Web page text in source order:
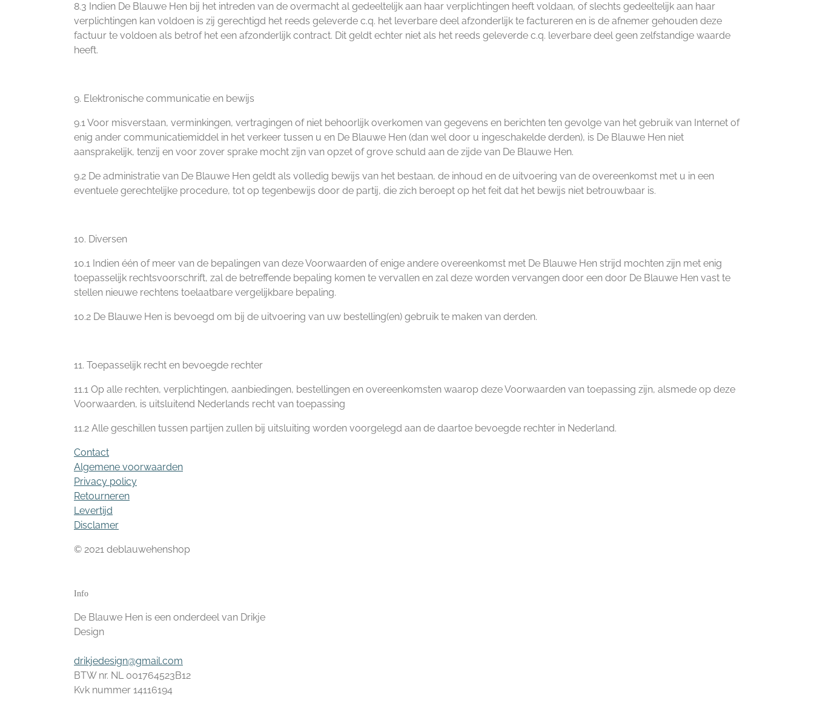
8.3 Indien De Blauwe Hen bij het intreden van de overmacht al gedeeltelijk aan haar verplichtingen heeft voldaan, of slechts gedeeltelijk aan haar
verplichtingen kan voldoen is zij gerechtigd het reeds geleverde c.q. het leverbare deel afzonderlijk te factureren en is de afnemer gehouden deze
factuur te voldoen als betrof het een afzonderlijk contract. Dit geldt echter niet als het reeds geleverde c.q. leverbare deel geen zelfstandige waarde
heeft.
9. Elektronische communicatie en bewijs
9.1 Voor misverstaan, verminkingen, vertragingen of niet behoorlijk overkomen van gegevens en berichten ten gevolge van het gebruik van Internet of
enig ander communicatiemiddel in het verkeer tussen u en De Blauwe Hen (dan wel door u ingeschakelde derden), is De Blauwe Hen niet
aansprakelijk, tenzij en voor zover sprake mocht zijn van opzet of grove schuld aan de zijde van De Blauwe Hen.
9.2 De administratie van De Blauwe Hen geldt als volledig bewijs van het bestaan, de inhoud en de uitvoering van de overeenkomst met u in een
eventuele gerechtelijke procedure, tot op tegenbewijs door de partij, die zich beroept op het feit dat het bewijs niet betrouwbaar is.
10. Diversen
10.1 Indien één of meer van de bepalingen van deze Voorwaarden of enige andere overeenkomst met De Blauwe Hen strijd mochten zijn met enig
toepasselijk rechtsvoorschrift, zal de betreffende bepaling komen te vervallen en zal deze worden vervangen door een door De Blauwe Hen vast te
stellen nieuwe rechtens toelaatbare vergelijkbare bepaling.
10.2 De Blauwe Hen is bevoegd om bij de uitvoering van uw bestelling(en) gebruik te maken van derden.
11. Toepasselijk recht en bevoegde rechter
11.1 Op alle rechten, verplichtingen, aanbiedingen, bestellingen en overeenkomsten waarop deze Voorwaarden van toepassing zijn, alsmede op deze
Voorwaarden, is uitsluitend Nederlands recht van toepassing
11.2 Alle geschillen tussen partijen zullen bij uitsluiting worden voorgelegd aan de daartoe bevoegde rechter in Nederland.
Contact
Algemene voorwaarden
Privacy policy
Retourneren
Levertijd
Disclamer
© 2021 deblauwehenshop
Info
De Blauwe Hen is een onderdeel van Drikje
Design
drikjedesign@gmail.com
BTW nr. NL 001764523B12
Kvk nummer 14116194